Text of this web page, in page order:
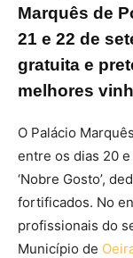
Marquês de
21 e 22 de
gratuita e
melhores
O Palácio
entre os dias 20
‘Nobre Gosto’,
fortificados. No
profissionais do
Município de